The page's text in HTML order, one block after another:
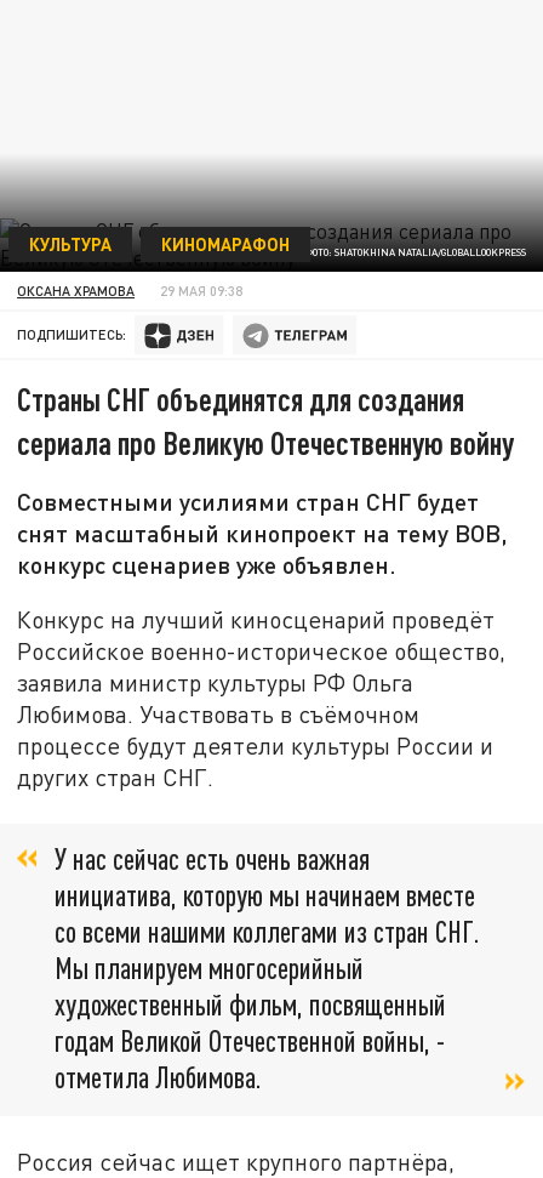
ФОТО: SHATOKHINA NATALIA/GLOBALLOOKPRESS
КУЛЬТУРА КИНОМАРАФОН
ОКСАНА ХРАМОВА 29 МАЯ 09:38
ПОДПИШИТЕСЬ:
Страны СНГ объединятся для создания
сериала про Великую Отечественную войну
Совместными усилиями стран СНГ будет
снят масштабный кинопроект на тему ВОВ,
конкурс сценариев уже объявлен.
Конкурс на лучший киносценарий проведёт
Российское военно-историческое общество,
заявила министр культуры РФ Ольга
Любимова. Участвовать в съёмочном
процессе будут деятели культуры России и
других стран СНГ.
У нас сейчас есть очень важная
инициатива, которую мы начинаем вместе
со всеми нашими коллегами из стран СНГ.
Мы планируем многосерийный
художественный фильм, посвященный
годам Великой Отечественной войны, -
отметила Любимова.
Россия сейчас ищет крупного партнёра,